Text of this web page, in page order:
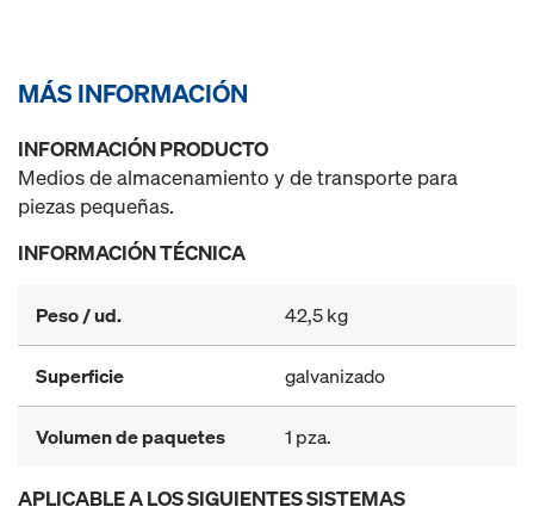
MÁS INFORMACIÓN
INFORMACIÓN PRODUCTO
Medios de almacenamiento y de transporte para
piezas pequeñas.
INFORMACIÓN TÉCNICA
Peso / ud. 42,5 kg
Superficie galvanizado
Volumen de paquetes 1 pza.
APLICABLE A LOS SIGUIENTES SISTEMAS